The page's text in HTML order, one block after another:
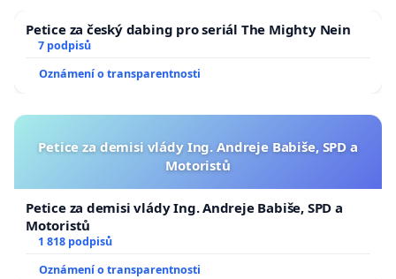
Petice za český dabing pro seriál The Mighty Nein
7 podpisů
Oznámení o transparentnosti
Petice za demisi vlády Ing. Andreje Babiše, SPD a
Motoristů
Petice za demisi vlády Ing. Andreje Babiše, SPD a
Motoristů
1 818 podpisů
Oznámení o transparentnosti